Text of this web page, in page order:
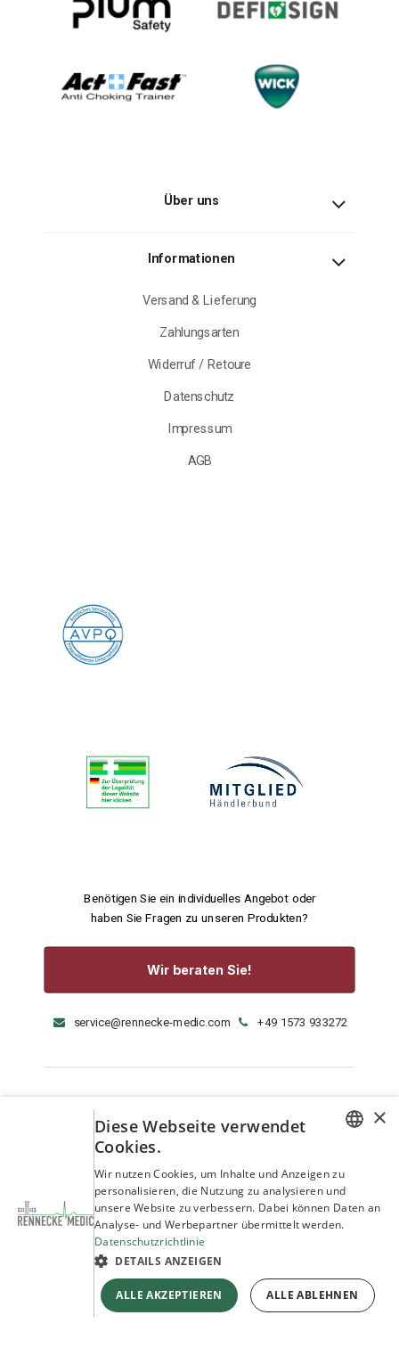
Über uns
Informationen
Versand & Lieferung
Zahlungsarten
Widerruf / Retoure
Datenschutz
Impressum
AGB
Benötigen Sie ein individuelles Angebot oder
haben Sie Fragen zu unseren Produkten?
Wir beraten Sie!
service@rennecke-medic.com +49 1573 933272
ENGLISH
×
Diese Webseite verwendet
Cookies.
Wir nutzen Cookies, um Inhalte und Anzeigen zu
personalisieren, die Nutzung zu analysieren und
unsere Website zu verbessern. Dabei können Daten an
Analyse- und Werbepartner übermittelt werden.
Datenschutzrichtlinie
DETAILS ANZEIGEN
ALLE AKZEPTIEREN ALLE ABLEHNEN